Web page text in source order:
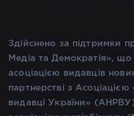
Здійснено за підтримки
Медіа та Демократія», що
асоціацією видавців
партнерстві з Асоціацією
видавці України»